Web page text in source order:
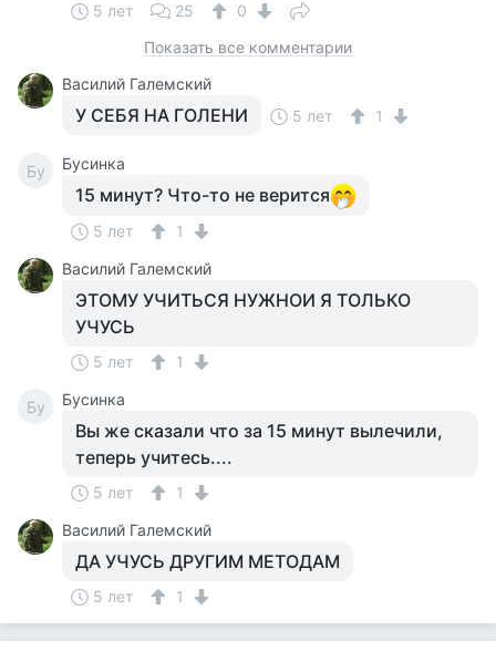
5 лет 25
0
Показать все комментарии
Василий Галемский
У СЕБЯ НА ГОЛЕНИ 5 лет 1
Бу Бусинка
15 минут? Что-то не верится
5 лет
1
Василий Галемский
ЭТОМУ УЧИТЬСЯ НУЖНОИ Я ТОЛЬКО
УЧУСЬ
5 лет 1
Бу Бусинка
Вы же сказали что за 15 минут вылечили,
теперь учитесь....
5 лет
1
Василий Галемский
ДА УЧУСЬ ДРУГИМ МЕТОДАМ
5 лет 1